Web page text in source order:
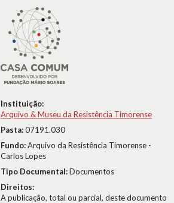
Instituição:
Arquivo & Museu da Resistência Timorense
Pasta:07191.030
Fundo:Arquivo da Resistência Timorense -
Carlos Lopes
Tipo Documental:Documentos
Direitos:
A publicação, total ou parcial, deste documento